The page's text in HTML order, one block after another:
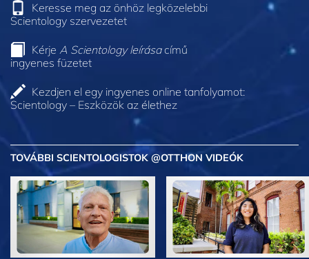
Keresse meg az önhöz legközelebbi
Scientology szervezetet
Kérje A Scientology leírásacímű
ingyenes füzetet
Kezdjen el egy ingyenes online tanfolyamot:
Scientology – Eszközök az élethez
TOVÁBBI SCIENTOLOGISTOK @OTTHON VIDEÓK